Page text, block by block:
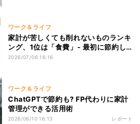
ワーク＆ライフ
家計が苦しくても削れないものランキ
ング、1位は「食費」- 最初に節約し
たものは?
2026/07/06 16:16
ワーク＆ライフ
ChatGPTで節約も? FP代わりに家計
管理ができる活用術
2026/06/10 16:13 レポート